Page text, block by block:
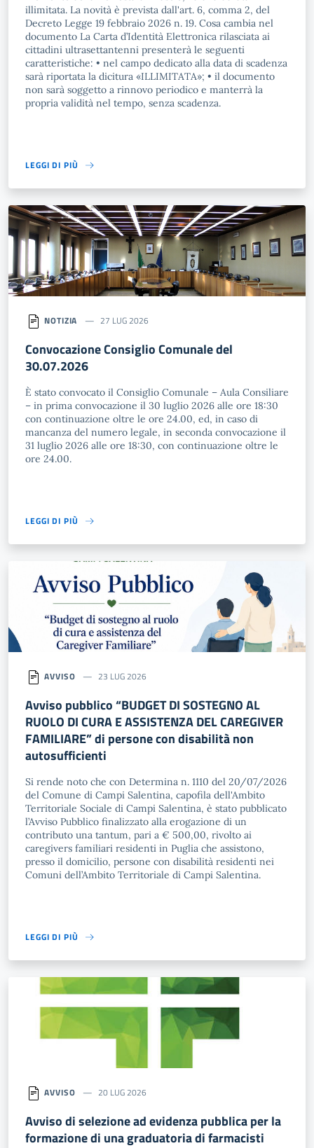
illimitata. La novità è prevista dall'art. 6, comma 2, del
Decreto Legge 19 febbraio 2026 n. 19. Cosa cambia nel
documento La Carta d’Identità Elettronica rilasciata ai
cittadini ultrasettantenni presenterà le seguenti
caratteristiche: • nel campo dedicato alla data di scadenza
sarà riportata la dicitura «ILLIMITATA»; • il documento
non sarà soggetto a rinnovo periodico e manterrà la
propria validità nel tempo, senza scadenza.
LEGGI DI PIÙ
NOTIZIA 27 LUG 2026
Convocazione Consiglio Comunale del
30.07.2026
È stato convocato il Consiglio Comunale – Aula Consiliare
– in prima convocazione il 30 luglio 2026 alle ore 18:30
con continuazione oltre le ore 24.00, ed, in caso di
mancanza del numero legale, in seconda convocazione il
31 luglio 2026 alle ore 18:30, con continuazione oltre le
ore 24.00.
LEGGI DI PIÙ
AVVISO 23 LUG 2026
Avviso pubblico “BUDGET DI SOSTEGNO AL
RUOLO DI CURA E ASSISTENZA DEL CAREGIVER
FAMILIARE” di persone con disabilità non
autosufficienti
Si rende noto che con Determina n. 1110 del 20/07/2026
del Comune di Campi Salentina, capofila dell'Ambito
Territoriale Sociale di Campi Salentina, è stato pubblicato
l’Avviso Pubblico finalizzato alla erogazione di un
contributo una tantum, pari a € 500,00, rivolto ai
caregivers familiari residenti in Puglia che assistono,
presso il domicilio, persone con disabilità residenti nei
Comuni dell’Ambito Territoriale di Campi Salentina.
LEGGI DI PIÙ
AVVISO 20 LUG 2026
Avviso di selezione ad evidenza pubblica per la
formazione di una graduatoria di farmacisti